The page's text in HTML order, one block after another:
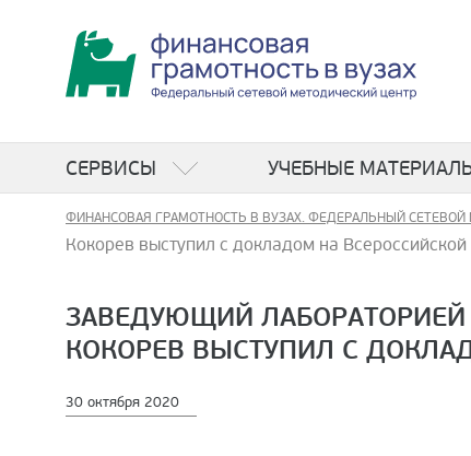
СЕРВИСЫ УЧЕБНЫЕ
ФИНАНСОВАЯ ГРАМОТНОСТЬ В ВУЗАХ. ФЕДЕРАЛЬНЫЙ СЕТЕВОЙ
Кокорев выступил с докладом на
ЗАВЕДУЮЩИЙ
КОКОРЕВ ВЫСТУПИЛ С
30 октября 2020